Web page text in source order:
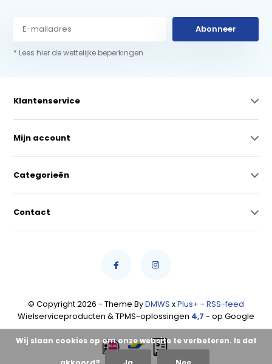
Abonneer
* Lees hier de wettelijke beperkingen
Klantenservice
Mijn account
Categorieën
Contact
© Copyright 2026 - Theme ByDMWS xPlus+ - RSS-feed
Wielserviceproducten & TPMS-oplossingen 4,7 - op Google
Wij slaan cookies op om onze website te verbeteren. Is dat